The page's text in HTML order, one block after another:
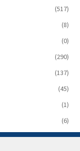
(517)
(8)
(0)
(290)
(137)
(45)
(1)
(6)